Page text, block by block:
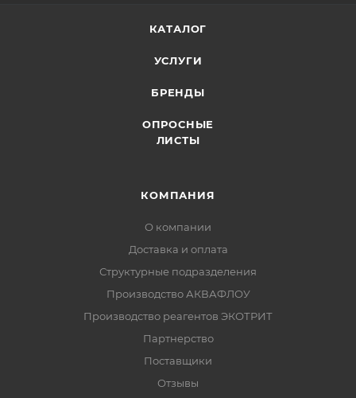
КАТАЛОГ
УСЛУГИ
БРЕНДЫ
ОПРОСНЫЕ
ЛИСТЫ
КОМПАНИЯ
О компании
Доставка и оплата
Структурные подразделения
Производство АКВАФЛОУ
Производство реагентов ЭКОТРИТ
Партнерство
Поставщики
Отзывы